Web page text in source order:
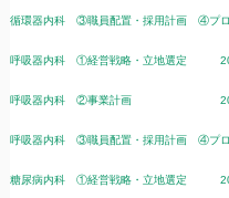
循環器内科 ③職員配置・採用計画 ④プ
呼吸器内科 ①経営戦略・立地選定
呼吸器内科 ②事業計画 2024/
呼吸器内科 ③職員配置・採用計画 ④プ
糖尿病内科 ①経営戦略・立地選定